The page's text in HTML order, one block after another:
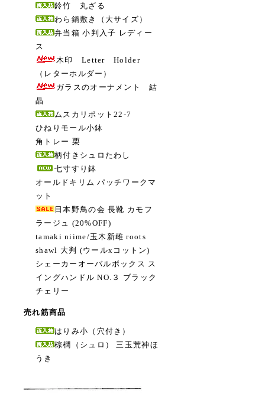
鈴竹 丸ざる
わら鍋敷き（大サイズ）
弁当箱 小判入子 レディー
ス
木印 Letter Holder
（レターホルダー）
ガラスのオーナメント 結
晶
ムスカリポット22-7
ひねりモール小鉢
角トレー 栗
柄付きシュロたわし
七寸すり鉢
オールドキリム パッチワークマ
ット
日本野鳥の会 長靴 カモフ
ラージュ (20%OFF)
tamaki niime/玉木新雌 roots
shawl 大判 (ウールxコットン)
シェーカーオーバルボックス ス
イングハンドル NO.３ ブラック
チェリー
売れ筋商品
はりみ小（穴付き）
棕櫚（シュロ） 三玉荒神ほ
うき